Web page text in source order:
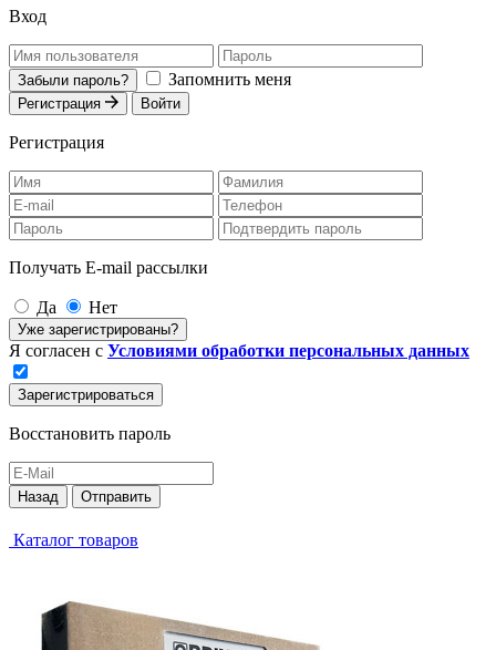
Вход
Забыли пароль? Запомнить меня
Регистрация Войти
Регистрация
Получать E-mail рассылки
Да Нет
Уже зарегистрированы?
Я согласен с Условиями обработки персональных данных
Зарегистрироваться
Восстановить пароль
Назад Отправить
Каталог товаров